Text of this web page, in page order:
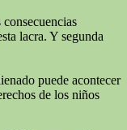
lacra. Y segunda
puede acontecer
de los niños